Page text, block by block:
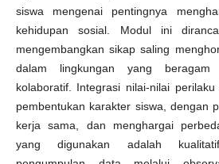
siswa mengenai pentingnya
kehidupan sosial. Modul ini
mengembangkan sikap saling
dalam lingkungan yang beragam
kolaboratif. Integrasi nilai-nilai
pembentukan karakter siswa, dengan
kerja sama, dan menghargai
yang digunakan adalah